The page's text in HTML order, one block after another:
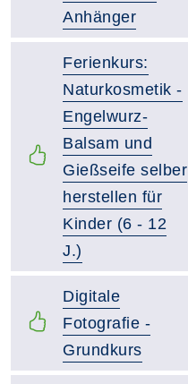
Anhänger
Ferienkurs:
Naturkosmetik -
Engelwurz-
Balsam und
Gießseife selber
herstellen für
Kinder (6 - 12
J.)
Digitale
Fotografie -
Grundkurs